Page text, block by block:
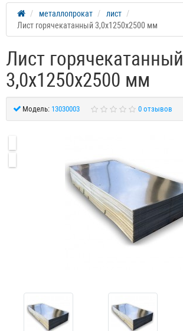
металлопрокат
лист
Лист горячекатанный 3,0х1250х2500 мм
Лист горячекатанный
3,0х1250х2500 мм
Модель: 13030003 0 отзывов